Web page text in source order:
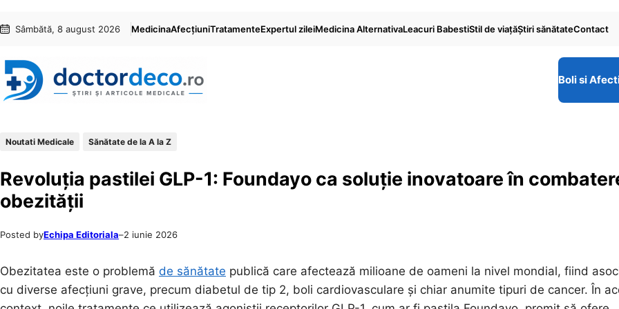
conținut
content
Sâmbătă, 8 august 2026 MedicinaAfecțiuniTratamenteExpertul zileiMedicina AlternativaLeacuri BabestiStil de viaţăŞtiri sănătateContact
Boli si
Noutati Medicale Sănătate de la A la Z
Revoluția pastilei GLP-1: Foundayo ca soluție inovatoare în
obezității
Posted byEchipa Editoriala–2 iunie 2026
Obezitatea este o problemă de sănătate publică care afectează milioane de oameni la nivel mondial, fiind
cu diverse afecțiuni grave, precum diabetul de tip 2, boli cardiovasculare și chiar anumite tipuri de cancer. În